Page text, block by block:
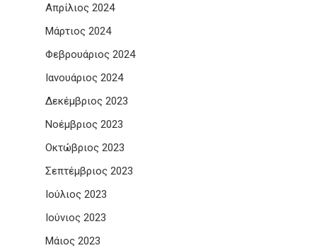
Απρίλιος 2024
Μάρτιος 2024
Φεβρουάριος 2024
Ιανουάριος 2024
Δεκέμβριος 2023
Νοέμβριος 2023
Οκτώβριος 2023
Σεπτέμβριος 2023
Ιούλιος 2023
Ιούνιος 2023
Μάιος 2023